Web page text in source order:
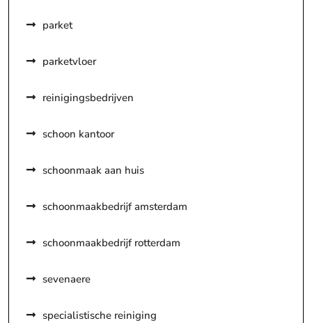
parket
parketvloer
reinigingsbedrijven
schoon kantoor
schoonmaak aan huis
schoonmaakbedrijf amsterdam
schoonmaakbedrijf rotterdam
sevenaere
specialistische reiniging